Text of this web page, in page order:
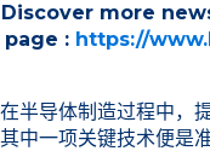
Discover more
page : https://
在半导体制造过程中，
其中一项关键技术便是